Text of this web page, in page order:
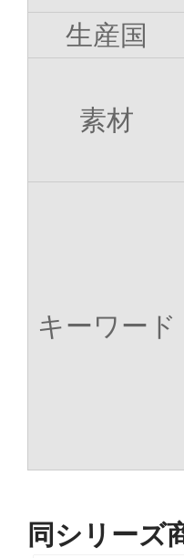
生産国
素材
キーワード
同シリーズ